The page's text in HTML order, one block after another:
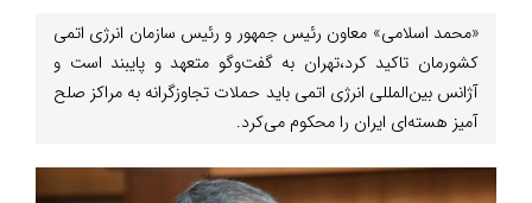
«محمد اسلامی» معاون رئیس جمهور و رئیس سازمان انرژی اتمی
کشورمان تاکید کرد،تهران به گفت‌وگو متعهد و پایبند است و
آژانس بین‌المللی انرژی اتمی باید حملات تجاوزگرانه به مراکز صلح
آمیز هسته‌ای ایران را محکوم می‌کرد.